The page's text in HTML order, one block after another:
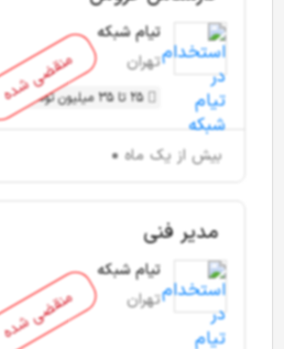
منقضی شده
تیام شبکه
تهران
25 تا 35 میلیون تومان
بیش از یک ماه
منقضی شده
مدیر فنی
تیام شبکه
تهران